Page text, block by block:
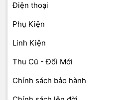
Điện thoại
Phụ Kiện
Linh Kiện
Thu Cũ - Đổi Mới
Chính sách bảo hành